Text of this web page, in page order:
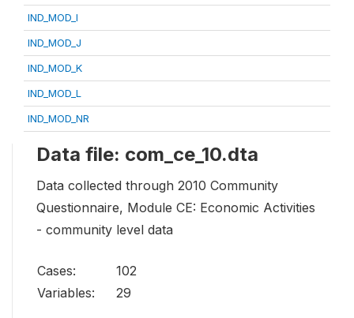
IND_MOD_I
IND_MOD_J
IND_MOD_K
IND_MOD_L
IND_MOD_NR
Data file: com_ce_10.dta
Data collected through 2010 Community
Questionnaire, Module CE: Economic Activities
- community level data
Cases:
102
Variables:
29